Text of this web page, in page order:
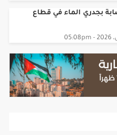
إصابة بجدري الماء في قطاع